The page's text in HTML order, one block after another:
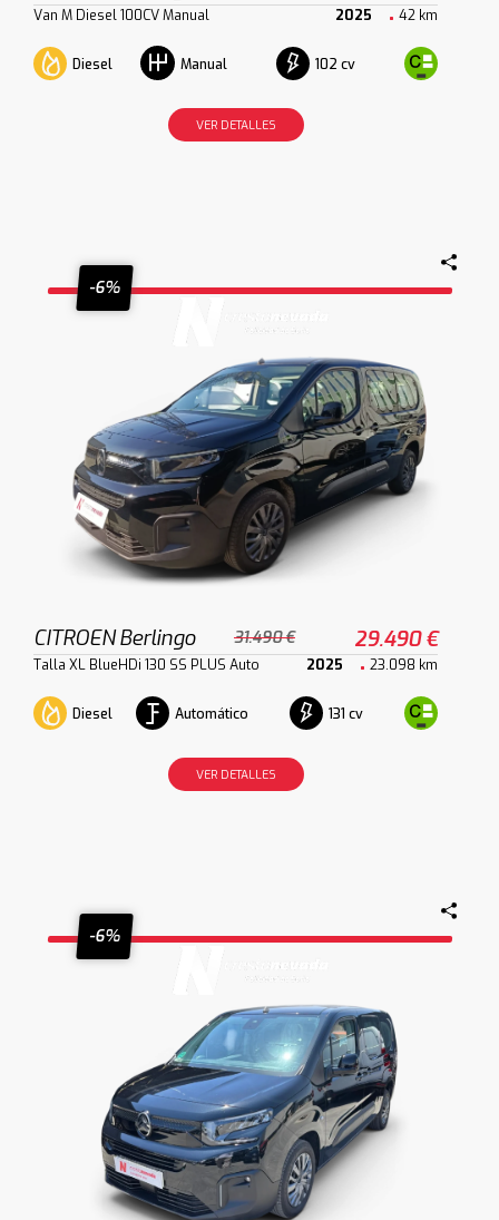
Van M Diesel 100CV Manual 2025 42 km
Diesel Manual 102 cv
VER DETALLES
-6%
CITROEN Berlingo 31.490 € 29.490 €
Talla XL BlueHDi 130 SS PLUS Auto 2025 23.098 km
Diesel Automático 131 cv
VER DETALLES
-6%